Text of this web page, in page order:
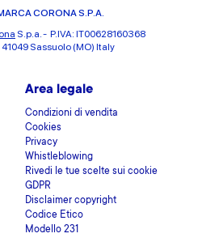
CORONA S.P.A.
S.p.a. - P.IVA: IT00628160368
Sassuolo (MO) Italy
Area legale
Condizioni di vendita
Cookies
Privacy
Whistleblowing
Rivedi le tue scelte sui cookie
GDPR
Disclaimer copyright
Codice Etico
Modello 231